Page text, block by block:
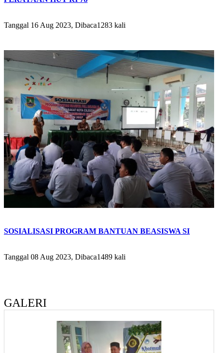
Tanggal 16 Aug 2023, Dibaca1283 kali
SOSIALISASI PROGRAM BANTUAN BEASISWA SI
Tanggal 08 Aug 2023, Dibaca1489 kali
GALERI